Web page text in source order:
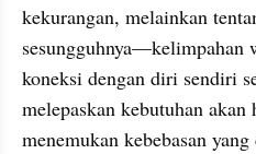
kekurangan, melainkan
sesungguhnya—kelimpahan
koneksi dengan diri sendiri
melepaskan kebutuhan
menemukan kebebasan